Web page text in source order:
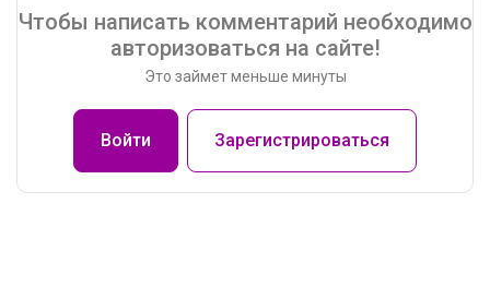
Чтобы написать комментарий необходимо
авторизоваться на сайте!
Это займет меньше минуты
Войти Зарегистрироваться